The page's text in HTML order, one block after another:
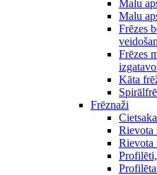
Malu
Malu
Frēzes
Frēzes
Kāta
Frēznaži
Rievota
Rievota